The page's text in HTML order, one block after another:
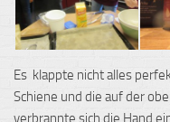
Es klappte nicht alles
Schiene und die auf der
verbrannte sich die Hand